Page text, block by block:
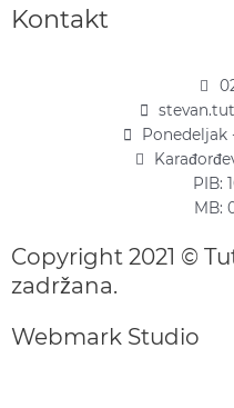
Kontakt
Ponedeljak
PIB:
MB:
Copyright 2021 ©
zadržana.
Webmark Studio